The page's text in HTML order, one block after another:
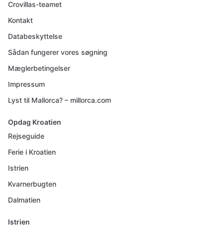
Crovillas-teamet
Kontakt
Databeskyttelse
Sådan fungerer vores søgning
Mæglerbetingelser
Impressum
Lyst til Mallorca? – millorca.com
Opdag Kroatien
Rejseguide
Ferie i Kroatien
Istrien
Kvarnerbugten
Dalmatien
Istrien